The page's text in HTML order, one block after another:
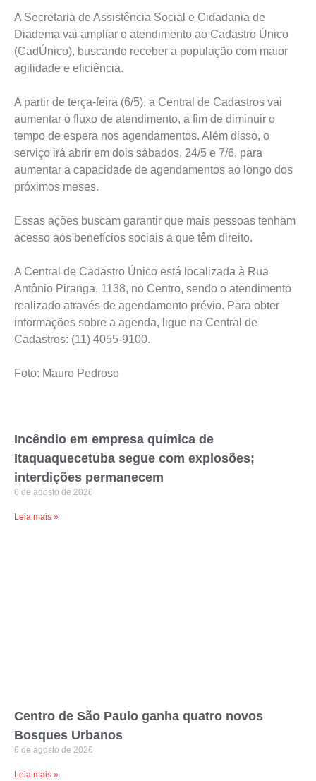
A Secretaria de Assistência Social e Cidadania de
Diadema vai ampliar o atendimento ao Cadastro Único
(CadÚnico), buscando receber a população com maior
agilidade e eficiência.
A partir de terça-feira (6/5), a Central de Cadastros vai
aumentar o fluxo de atendimento, a fim de diminuir o
tempo de espera nos agendamentos. Além disso, o
serviço irá abrir em dois sábados, 24/5 e 7/6, para
aumentar a capacidade de agendamentos ao longo dos
próximos meses.
Essas ações buscam garantir que mais pessoas tenham
acesso aos benefícios sociais a que têm direito.
A Central de Cadastro Único está localizada à Rua
Antônio Piranga, 1138, no Centro, sendo o atendimento
realizado através de agendamento prévio. Para obter
informações sobre a agenda, ligue na Central de
Cadastros: (11) 4055-9100.
Foto: Mauro Pedroso
Incêndio em empresa química de
Itaquaquecetuba segue com explosões;
interdições permanecem
6 de agosto de 2026
Leia mais »
Centro de São Paulo ganha quatro novos
Bosques Urbanos
6 de agosto de 2026
Leia mais »